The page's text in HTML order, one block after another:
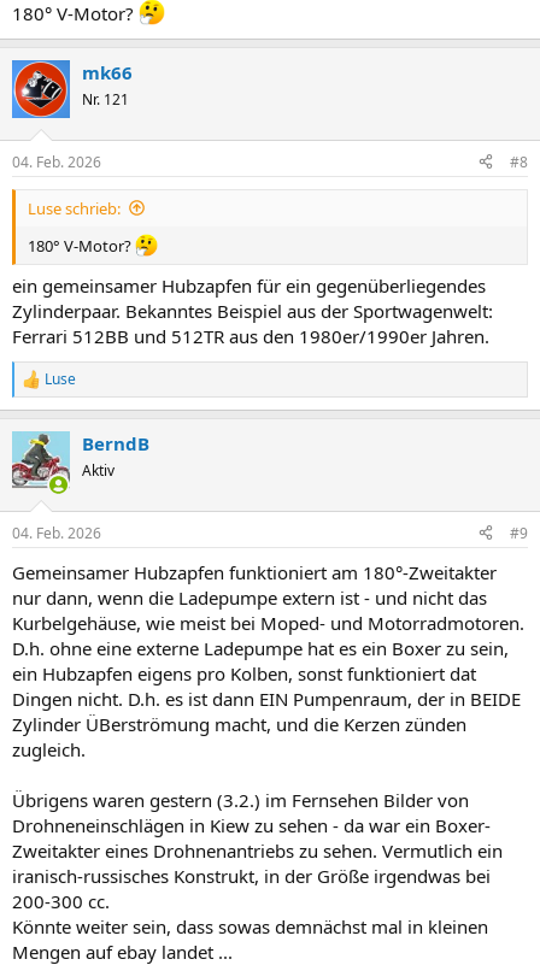
:
180° V-Motor?
mk66
Nr. 121
04. Feb. 2026 #8
Luse schrieb:
180° V-Motor?
ein gemeinsamer Hubzapfen für ein gegenüberliegendes
Zylinderpaar. Bekanntes Beispiel aus der Sportwagenwelt:
Ferrari 512BB und 512TR aus den 1980er/1990er Jahren.
R
e
t
i
e
:
Luse
BerndB
Aktiv
04. Feb. 2026 #9
Gemeinsamer Hubzapfen funktioniert am 180°-Zweitakter
nur dann, wenn die Ladepumpe extern ist - und nicht das
Kurbelgehäuse, wie meist bei Moped- und Motorradmotoren.
D.h. ohne eine externe Ladepumpe hat es ein Boxer zu sein,
ein Hubzapfen eigens pro Kolben, sonst funktioniert dat
Dingen nicht. D.h. es ist dann EIN Pumpenraum, der in BEIDE
Zylinder ÜBerströmung macht, und die Kerzen zünden
zugleich.
Übrigens waren gestern (3.2.) im Fernsehen Bilder von
Drohneneinschlägen in Kiew zu sehen - da war ein Boxer-
Zweitakter eines Drohnenantriebs zu sehen. Vermutlich ein
iranisch-russisches Konstrukt, in der Größe irgendwas bei
200-300 cc.
Könnte weiter sein, dass sowas demnächst mal in kleinen
Mengen auf ebay landet ...